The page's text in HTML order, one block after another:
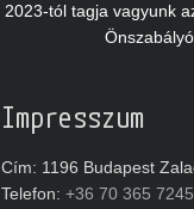
2023-tól tagja vagyunk
Impresszum
Cím: 1196 Budapest
Telefon:+36 70 365 7245